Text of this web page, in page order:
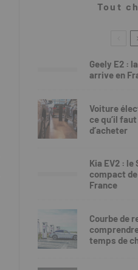
Tout
Geely E2 :
arrive en
Voiture
ce qu’il
d’acheter
Kia EV2 :
compact
France
Courbe de
temps de